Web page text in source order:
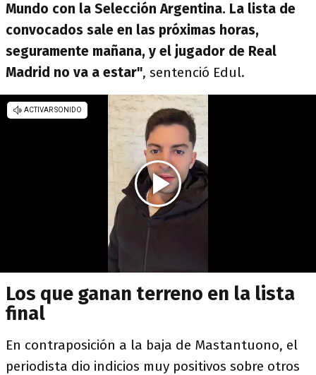
Mundo con la Selección Argentina. La lista de
convocados sale en las próximas horas,
seguramente mañana, y el jugador de Real
Madrid no va a estar", sentenció Edul.
Los que ganan terreno en la lista
final
En contraposición a la baja de Mastantuono, el
periodista dio indicios muy positivos sobre otros